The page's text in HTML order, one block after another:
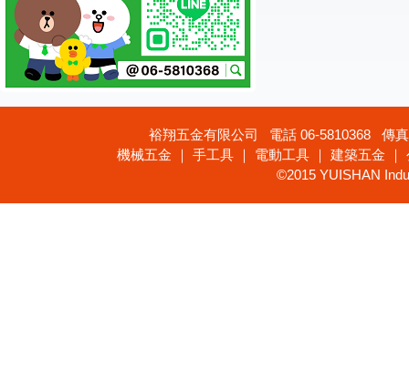
裕翔五金有限公司 電話 06-5810368 傳
機械五金 ｜ 手工具 ｜ 電動工具 ｜ 建築五金
©2015 YUISHAN